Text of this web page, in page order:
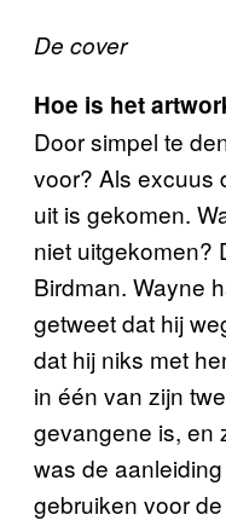
De cover
Hoe is het
Door simpel te
voor? Als excuus
uit is gekomen.
niet uitgekomen?
Birdman. Wayne
getweet dat hij
dat hij niks met
in één van zijn
gevangene is, en
was de
gebruiken voor